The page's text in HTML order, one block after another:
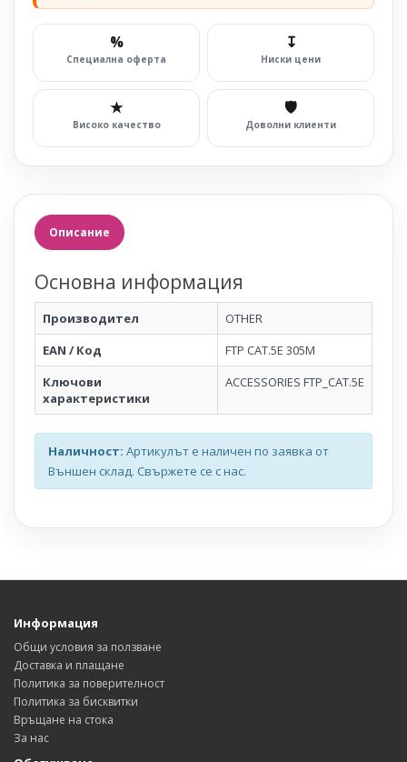
%
Специална оферта
↧
Ниски цени
★
Високо качество
🛡
Доволни клиенти
Описание
Основна информация
Производител
OTHER
EAN / Код
FTP CAT.5E 305M
Ключови
характеристики
ACCESSORIES FTP_CAT.5E
Наличност: Артикулът е наличен по заявка от
Външен склад. Свържете се с нас.
Информация
Общи условия за ползване
Доставка и плащане
Политика за поверителност
Политика за бисквитки
Връщане на стока
За нас